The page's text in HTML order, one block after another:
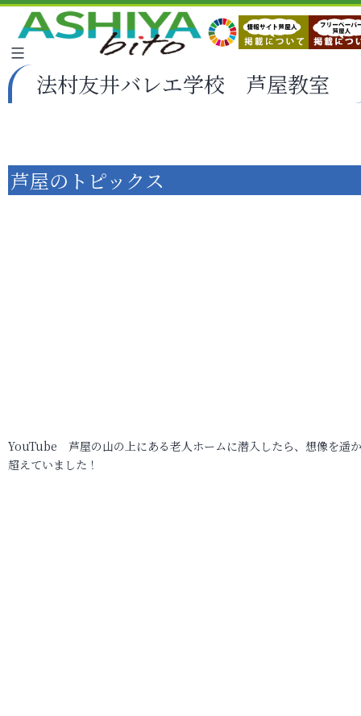
法村友井バレエ学校 芦屋教室
芦屋のトピックス
YouTube 芦屋の山の上にある老人ホームに潜入したら、想像を遥
超えていました！